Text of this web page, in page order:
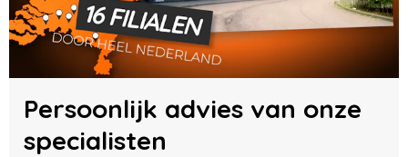
Persoonlijk advies van onze
specialisten